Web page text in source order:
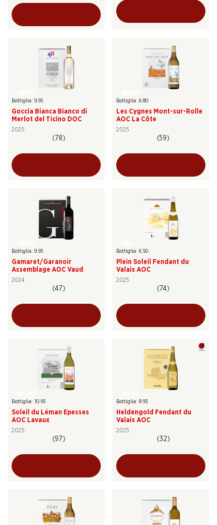
Bottiglia: 9.95
Goccia Bianca Bianco di
Merlot del Ticino DOC
2025
(78)
Bottiglia: 6.80
Les Cygnes Mont-sur-Rolle
AOC La Côte
2025
(59)
Bottiglia: 9.95
Gamaret/Garanoir
Assemblage AOC Vaud
2024
(47)
Bottiglia: 6.50
Plein Soleil Fendant du
Valais AOC
2025
(74)
Bottiglia: 10.95
Soleil du Léman Epesses
AOC Lavaux
2025
(97)
Bottiglia: 8.95
Heldengold Fendant du
Valais AOC
2025
(32)